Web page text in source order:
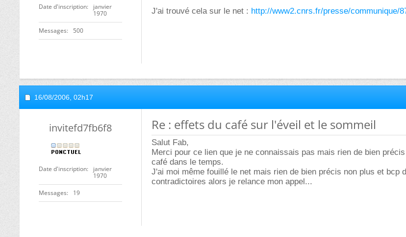
Date d'inscription
janvier
1970
Messages 500
J'ai trouvé cela sur le net : http://www2.cnrs.fr/presse/communique/
16/08/2006, 02h17
invitefd7fb6f8
Date d'inscription
janvier
1970
Messages 19
Re : effets du café sur l'éveil et le sommeil
Salut Fab,
Merci pour ce lien que je ne connaissais pas mais rien de bien
café dans le temps.
J'ai moi même fouillé le net mais rien de bien précis non plus et bcp
contradictoires alors je relance mon appel...